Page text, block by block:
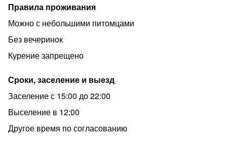
Правила проживания
Можно с небольшими питомцами
Без вечеринок
Курение запрещено
Сроки, заселение и выезд
Заселение с 15:00 до 22:00
Выселение в 12:00
Другое время по согласованию